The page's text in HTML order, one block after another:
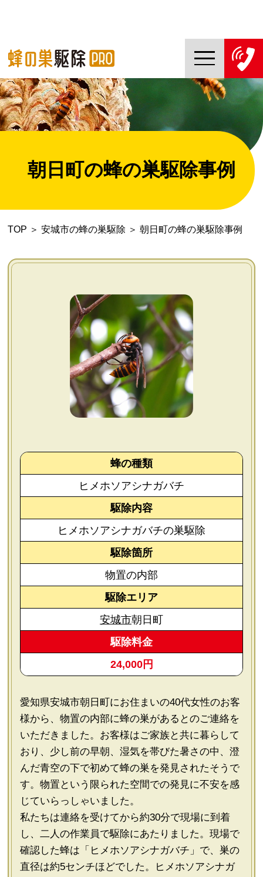
TOP
蜂の巣駆除PROについて
蜂の巣駆除ご依頼の流れ
対応エリア一覧
会社概要
お問い合わせ
個人情報保護方針
朝日町の蜂の巣駆除事例
TOP ＞ 安城市の蜂の巣駆除 ＞ 朝日町の蜂の巣駆除事例
蜂の種類
ヒメホソアシナガバチ
駆除内容
ヒメホソアシナガバチの巣駆除
駆除箇所
物置の内部
駆除エリア
安城市朝日町
駆除料金
24,000円
愛知県安城市朝日町にお住まいの40代女性のお客
様から、物置の内部に蜂の巣があるとのご連絡を
いただきました。お客様はご家族と共に暮らして
おり、少し前の早朝、湿気を帯びた暑さの中、澄
んだ青空の下で初めて蜂の巣を発見されたそうで
す。物置という限られた空間での発見に不安を感
じていらっしゃいました。
私たちは連絡を受けてから約30分で現場に到着
し、二人の作業員で駆除にあたりました。現場で
確認した蜂は「ヒメホソアシナガバチ」で、巣の
直径は約5センチほどでした。ヒメホソアシナガ